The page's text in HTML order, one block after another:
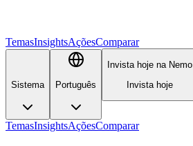
TemasInsightsAçõesComparar
Sistema Português
Invista hoje na Nemo
Invista hoje
TemasInsightsAçõesComparar